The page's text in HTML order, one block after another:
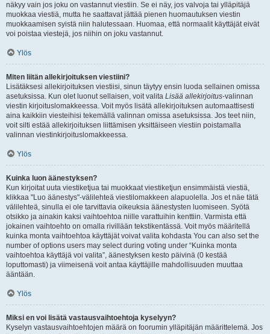
näkyy vain jos joku on vastannut viestiin. Se ei näy, jos valvoja tai ylläpitäjä
muokkaa viestiä, mutta he saattavat jättää pienen huomautuksen viestin
muokkaamisen syistä niin halutessaan. Huomaa, että normaalit käyttäjät eivät
voi poistaa viestejä, jos niihin on joku vastannut.
Ylös
Miten liitän allekirjoituksen viestiini?
Lisätäksesi allekirjoituksen viestiisi, sinun täytyy ensin luoda sellainen omissa
asetuksissa. Kun olet luonut sellaisen, voit valita Lisää allekirjoitus-valinnan
viestin kirjoituslomakkeessa. Voit myös lisätä allekirjoituksen automaattisesti
aina kaikkiin viesteihisi tekemällä valinnan omissa asetuksissa. Jos teet niin,
voit silti estää allekirjoituksen liittämisen yksittäiseen viestiin poistamalla
valinnan viestinkirjoituslomakkeessa.
Ylös
Kuinka luon äänestyksen?
Kun kirjoitat uuta viestiketjua tai muokkaat viestiketjun ensimmäistä viestiä,
klikkaa "Luo äänestys"-välilehteä viestilomakkeen alapuolella. Jos et näe tätä
välilehteä, sinulla ei ole tarvittavia oikeuksia äänestysten luomiseen. Syötä
otsikko ja ainakin kaksi vaihtoehtoa niille varattuihin kenttiin. Varmista että
jokainen vaihtoehto on omalla rivillään tekstikentässä. Voit myös määritellä
kuinka monta vaihtoehtoa käyttäjät voivat valita kohdasta You can also set the
number of options users may select during voting under “Kuinka monta
vaihtoehtoa käyttäjä voi valita”, äänestyksen kesto päivinä (0 kestää
loputtomasti) ja viimeisenä voit antaa käyttäjille mahdollisuuden muuttaa
ääntään.
Ylös
Miksi en voi lisätä vastausvaihtoehtoja kyselyyn?
Kyselyn vastausvaihtoehtojen määrä on foorumin ylläpitäjän määrittelemä. Jos